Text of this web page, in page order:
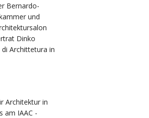
Bernardo-
und
Dinko
Archittetura in
Architektur in
am IAAC -